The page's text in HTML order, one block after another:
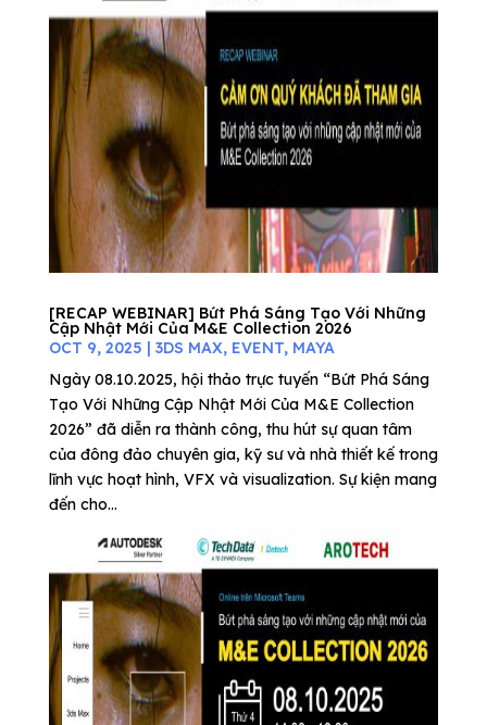
[RECAP WEBINAR] Bứt Phá Sáng Tạo Với Những
Cập Nhật Mới Của M&E Collection 2026
OCT 9, 2025 | 3DS MAX, EVENT, MAYA
Ngày 08.10.2025, hội thảo trực tuyến “Bứt Phá Sáng
Tạo Với Những Cập Nhật Mới Của M&E Collection
2026” đã diễn ra thành công, thu hút sự quan tâm
của đông đảo chuyên gia, kỹ sư và nhà thiết kế trong
lĩnh vực hoạt hình, VFX và visualization. Sự kiện mang
đến cho...